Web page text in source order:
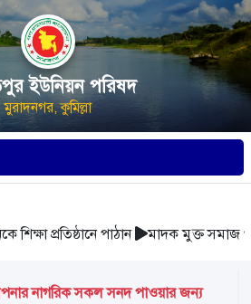
ইউনিয়ন পরিষদ
মুরাদনগর, কুমিল্লা
প্রতিষ্ঠানে পাঠান
মাদক মুক্ত সমাজ
নাগরিক সকল সনদ পাওয়ার জন্য